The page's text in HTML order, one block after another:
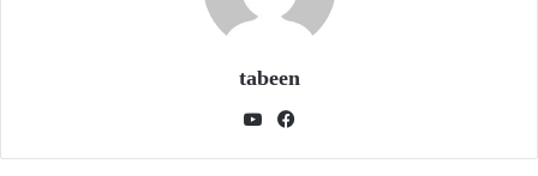
tabeen
فيسبوك